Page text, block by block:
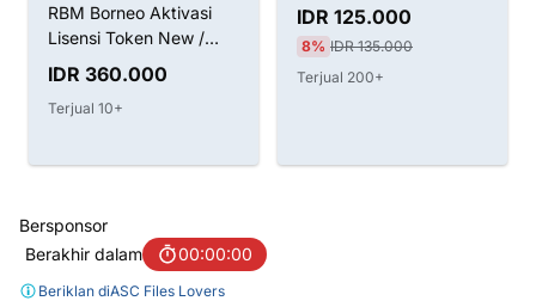
RBM Borneo Aktivasi
Lisensi Token New /
Renew
IDR 360.000
Terjual 10+
IDR 125.000
8% IDR 135.000
Terjual 200+
Bersponsor
Berakhir dalam
00:00:00
Beriklan diASC Files Lovers